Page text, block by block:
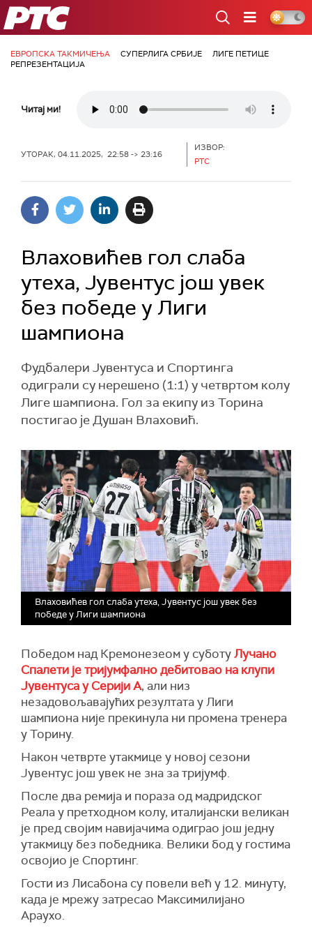
РТС
ЕВРОПСКА ТАКМИЧЕЊА СУПЕРЛИГА СРБИЈЕ
ЛИГЕ ПЕТИЦЕ
РЕПРЕЗЕНТАЦИЈА
Читај ми!
УТОРАК, 04.11.2025, 22:58 -> 23:16
ИЗВОР:
РТС
Влаховићев гол слаба
утеха, Јувентус још увек
без победе у Лиги
шампиона
Фудбалери Јувентуса и Спортинга
одиграли су нерешено (1:1) у четвртом колу
Лиге шампиона. Гол за екипу из Торина
постигао је Душан Влаховић.
Влаховићев гол слаба утеха, Јувентус још увек без
победе у Лиги шампиона
Победом над Кремонезеом у суботуЛучано
Спалети је тријумфално дебитовао на клупи
Јувентуса у Серији А, али низ
незадовољавајућих резултата у Лиги
шампиона није прекинула ни промена тренера
у Торину.
Након четврте утакмице у новој сезони
Јувентус још увек не зна за тријумф.
После два ремија и пораза од мадридског
Реала у претходном колу, италијански великан
је пред својим навијачима одиграо још једну
утакмицу без победника. Велики бод у гостима
освојио је Спортинг.
Гости из Лисабона су повели већ у 12. минуту,
када је мрежу затресао Максимилијано
Араухо.